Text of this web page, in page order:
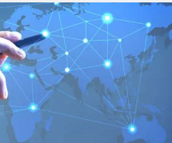
sottomarino
che
unisce
(o
divide?)
l’Europa